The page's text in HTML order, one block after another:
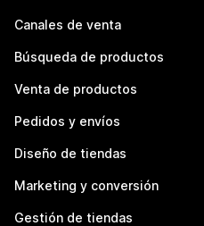
Canales de venta
Búsqueda de productos
Venta de productos
Pedidos y envíos
Diseño de tiendas
Marketing y conversión
Gestión de tiendas